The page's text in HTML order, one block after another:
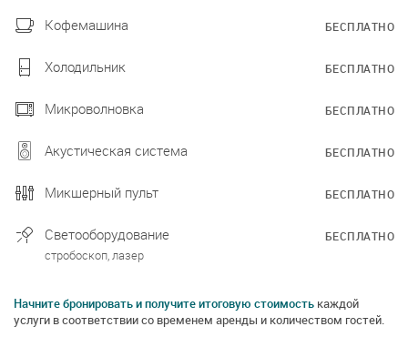
Кофемашина БЕСПЛАТНО
Холодильник БЕСПЛАТНО
Микроволновка БЕСПЛАТНО
Акустическая система БЕСПЛАТНО
Микшерный пульт БЕСПЛАТНО
Светооборудование
стробоскоп, лазер
БЕСПЛАТНО
Начните бронировать и получите итоговую стоимость каждой
услуги в соответствии со временем аренды и количеством гостей.